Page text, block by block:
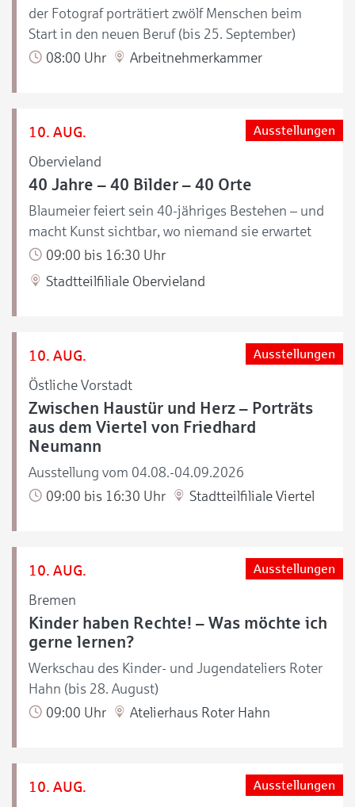
der Fotograf porträtiert zwölf Menschen beim
Start in den neuen Beruf (bis 25. September)
08:00 Uhr
Arbeitnehmerkammer
10. AUG.
Obervieland
Ausstellungen
40 Jahre – 40 Bilder – 40 Orte
Blaumeier feiert sein 40-jähriges Bestehen – und
macht Kunst sichtbar, wo niemand sie erwartet
09:00 bis 16:30 Uhr
Stadtteilfiliale Obervieland
10. AUG.
Östliche Vorstadt
Ausstellungen
Zwischen Haustür und Herz – Porträts
aus dem Viertel von Friedhard
Neumann
Ausstellung vom 04.08.-04.09.2026
09:00 bis 16:30 Uhr
Stadtteilfiliale Viertel
10. AUG.
Bremen
Ausstellungen
Kinder haben Rechte! – Was möchte ich
gerne lernen?
Werkschau des Kinder- und Jugendateliers Roter
Hahn (bis 28. August)
09:00 Uhr
Atelierhaus Roter Hahn
10. AUG. Ausstellungen